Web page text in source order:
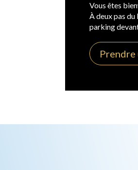
Vous êtes
À deux pas du
parking
Prendre